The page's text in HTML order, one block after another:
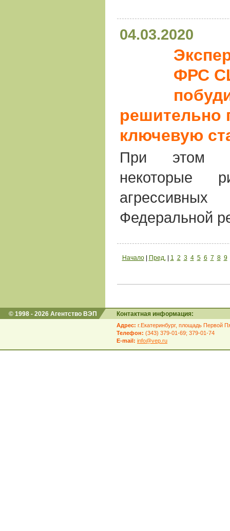
04.03.2020
ФРС
решительно
ключевую
При этом
некоторые
Федеральной
Начало| Пред.| 1 2 3 4 5 6 7 8 9
© 1998 - 2026 Агентство ВЭП Контактная информация:
Адрес: г.Екатеринбург, площадь Первой
Телефон: (343) 379-01-69; 379-01-74
E-mail: info@vep.ru